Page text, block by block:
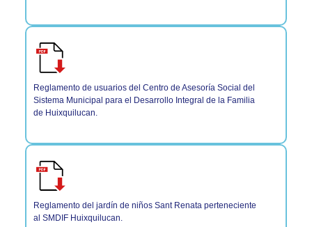
Reglamento de usuarios del Centro de Asesoría Social del
Sistema Municipal para el Desarrollo Integral de la Familia
de Huixquilucan.
Reglamento del jardín de niños Sant Renata perteneciente
al SMDIF Huixquilucan.